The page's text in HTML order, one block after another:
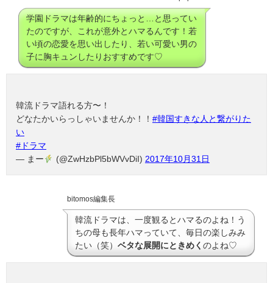
学園ドラマは年齢的にちょっと…と思ってい
たのですが、これが意外とハマるんです！若
い頃の恋愛を思い出したり、若い可愛い男の
子に胸キュンしたりおすすめです♡
韓流ドラマ語れる方〜！
どなたかいらっしゃいませんか！！ #韓国すきな人と繋がりた
い
#ドラマ
— まー
(@ZwHzbPl5bWVvDiI) 2017年10月31日
bitomos編集長
韓流ドラマは、一度観るとハマるのよね！う
ちの母も長年ハマっていて、毎日の楽しみみ
たい（笑） ベタな展開にときめく のよね♡